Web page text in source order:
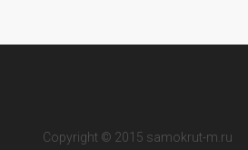
Copyright © 2015 samokrut-m.ru